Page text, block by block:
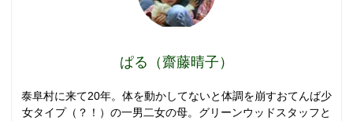
ぱる（齋藤晴子）
泰阜村に来て20年。体を動かしてないと体調を崩すおてんば少
女タイプ（？！）の一男二女の母。グリーンウッドスタッフと